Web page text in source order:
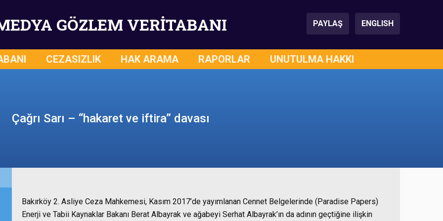
GÖZLEM VERİTABANI PAYLAŞ ENGLISH
CEZASIZLIK HAK ARAMA RAPORLAR UNUTULMA HAKKI
Çağrı Sarı – “hakaret ve iftira” davası
Bakırköy 2. Asliye Ceza Mahkemesi, Kasım 2017’de yayımlanan Cennet Belgelerinde (Paradise Papers)
Enerji ve Tabii Kaynaklar Bakanı Berat Albayrak ve ağabeyi Serhat Albayrak’ın da adının geçtiğine ilişkin